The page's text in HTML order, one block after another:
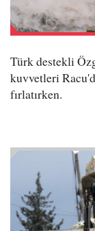
Türk destekli
kuvvetleri
fırlatırken.